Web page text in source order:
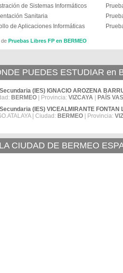
de Sistemas Informáticos
Sanitaria
de Aplicaciones Informáticas
de Pruebas Libres FP en BERMEO
PUEDES ESTUDIAR en
(IES) IGNACIO AROZENA
BERMEO | Provincia: VIZCAYA PAÍS
(IES) VICEALMIRANTE FONTAN
| Ciudad: BERMEO | Provincia:
CIUDAD DE BERMEO